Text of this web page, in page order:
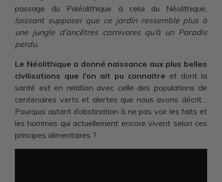
passage du Paléolithique à celui du Néolithique,
laissant supposer que ce jardin ressemble plus à
une jungle d’ancêtres carnivores qu’à un Paradis
perdu.
Le Néolithique a donné naissance aux plus belles
civilisations que l’on ait pu connaitre et dont la
santé est en relation avec celle des populations de
centenaires verts et alertes que nous avons décrit…
Pourquoi autant d’obstination à ne pas voir les faits et
les hommes qui actuellement encore vivent selon ces
principes alimentaires ?